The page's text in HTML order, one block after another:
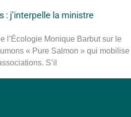
: j’interpelle la ministre
l’Écologie Monique Barbut sur le
« Pure Salmon » qui mobilise
S’il